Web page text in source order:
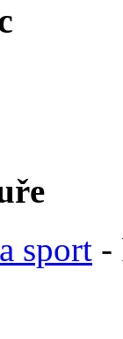
sport -